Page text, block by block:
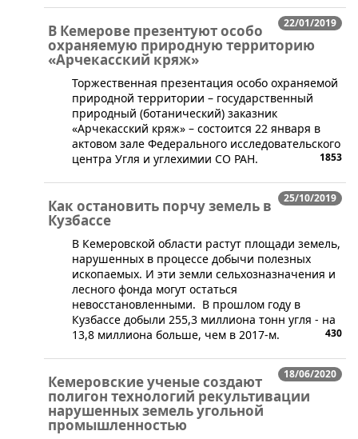
22/01/2019
В Кемерове презентуют особо
охраняемую природную территорию
«Арчекасский кряж»
​Торжественная презентация особо охраняемой
природной территории – государственный
природный (ботанический) заказник
«Арчекасский кряж» – состоится 22 января в
актовом зале Федерального исследовательского
центра Угля и углехимии СО РАН.
1853
25/10/2019
Как остановить порчу земель в
Кузбассе
​В Кемеровской области растут площади земель,
нарушенных в процессе добычи полезных
ископаемых. И эти земли сельхозназначения и
лесного фонда могут остаться
невосстановленными. В прошлом году в
Кузбассе добыли 255,3 миллиона тонн угля - на
13,8 миллиона больше, чем в 2017-м.
430
18/06/2020
Кемеровские ученые создают
полигон технологий рекультивации
нарушенных земель угольной
промышленностью